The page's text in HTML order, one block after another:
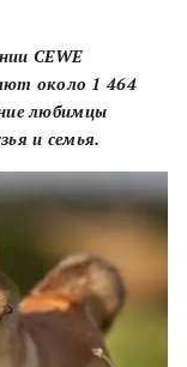
CEWE
около 1 464
любимцы
и семья.